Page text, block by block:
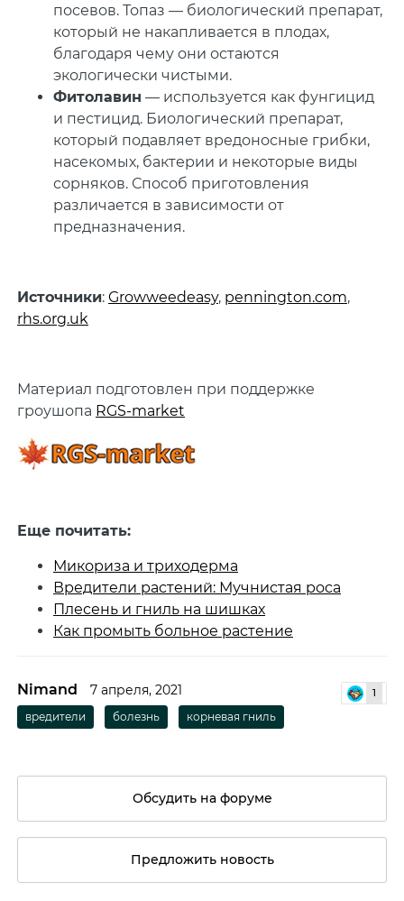
посевов. Топаз — биологический препарат,
который не накапливается в плодах,
благодаря чему они остаются
экологически чистыми.
Фитолавин — используется как фунгицид
и пестицид. Биологический препарат,
который подавляет вредоносные грибки,
насекомых, бактерии и некоторые виды
сорняков. Способ приготовления
различается в зависимости от
предназначения.
Источники: Growweedeasy, pennington.com,
rhs.org.uk
Материал подготовлен при поддержке
гроушопа RGS-market
Еще почитать:
Микориза и триходерма
Вредители растений: Мучнистая роса
Плесень и гниль на шишках
Как промыть больное растение
Nimand 7 апреля, 2021 1
вредители болезнь корневая гниль
Обсудить на форуме
Предложить новость